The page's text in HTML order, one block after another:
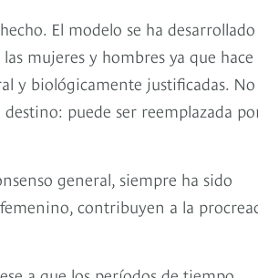
El modelo se ha desarrollado
mujeres y hombres ya que hace
y biológicamente justificadas. No
puede ser reemplazada
general, siempre ha sido
contribuyen a la